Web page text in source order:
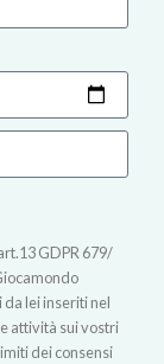
GDPR 679/
lei inseriti nel
attività sui vostri
dei consensi